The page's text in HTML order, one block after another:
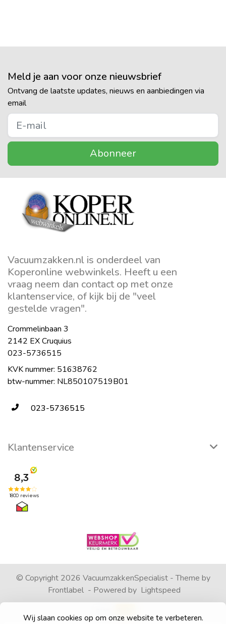
Wij slaan cookies op om onze website te verbeteren.
Meld je aan voor onze nieuwsbrief
Ontvang de laatste updates, nieuws en aanbiedingen via
email
Abonneer
Vacuumzakken.nl is onderdeel van
Koperonline webwinkels. Heeft u een
vraag neem dan contact op met onze
klantenservice, of kijk bij de "veel
gestelde vragen".
Crommelinbaan 3
2142 EX Cruquius
023-5736515
KVK nummer: 51638762
btw-nummer: NL850107519B01
023-5736515
Klantenservice
© Copyright 2026 VacuumzakkenSpecialist - Theme by
Frontlabel - Powered by Lightspeed